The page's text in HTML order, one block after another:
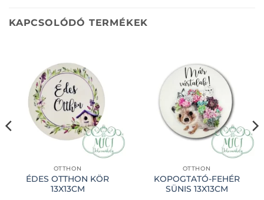
KAPCSOLÓDÓ TERMÉKEK
OTTHON
ÉDES OTTHON KÖR
13X13CM
OTTHON
KOPOGTATÓ-FEHÉR
SÜNIS 13X13CM